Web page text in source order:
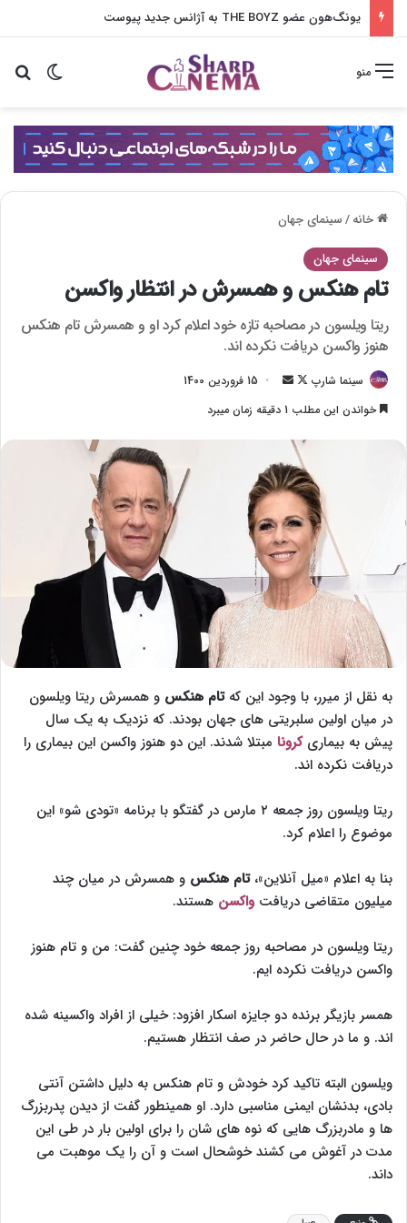
یونگ‌هون عضو THE BOYZ به آژانس جدید پیوست
تغییر منو
خانه/سینمای جهان
سینمای جهان
تام هنکس و همسرش در انتظار واکسن
ریتا ویلسون در مصاحبه تازه خود اعلام کرد او و همسرش تام هنکس
هنوز واکسن دریافت نکرده اند.
سینما شارپ
F
l
o
w
o
n
X
ل
ا
م
ی
ل
15 فروردین 1400
خواندن این مطلب 1 دقیقه زمان میبرد
به نقل از میرر، با وجود این کهتام هنکس و همسرش ریتا ویلسون
در میان اولین سلبریتی های جهان بودند. که نزدیک به یک سال
پیش به بیماریکرونا مبتلا شدند. این دو هنوز واکسن این بیماری را
دریافت نکرده اند.
ریتا ویلسون روز جمعه ۲ مارس در گفتگو با برنامه «تودی شو» این
موضوع را اعلام کرد.
بنا به اعلام «میل آنلاین»،تام هنکس و همسرش در میان چند
میلیون متقاضی دریافت واکسن هستند.
ریتا ویلسون در مصاحبه روز جمعه خود چنین گفت: من و تام هنوز
واکسن دریافت نکرده ایم.
همسر بازیگر برنده دو جایزه اسکار افزود: خیلی از افراد واکسینه شده
اند. و ما در حال حاضر در صف انتظار هستیم.
ویلسون البته تاکید کرد خودش و تام هنکس به دلیل داشتن آنتی
بادی، بدنشان ایمنی مناسبی دارد. او همینطور گفت از دیدن پدربزرگ
ها و مادربزرگ هایی که نوه های شان را برای اولین بار در طی این
مدت در آغوش می کشند خوشحال است و آن را یک موهبت می
داند.